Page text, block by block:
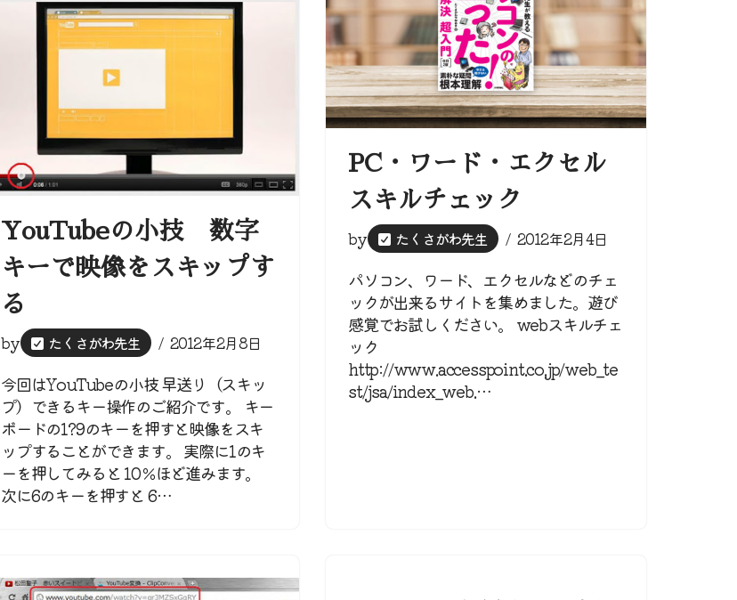
YouTubeの小技 数字
キーで映像をスキップす
る
by たくさがわ先生 2012年2月8日
今回はYouTubeの小技 早送り（スキッ
プ）できるキー操作のご紹介です。 キー
ボードの1?9のキーを押すと映像をスキ
ップすることができます。 実際に1のキ
ーを押してみると 10％ほど進みます。
次に6のキーを押すと 6…
PC・ワード・エクセル
スキルチェック
by たくさがわ先生 2012年2月4日
パソコン、ワード、エクセルなどのチェ
ックが出来るサイトを集めました。遊び
感覚でお試しください。 webスキルチェ
ック
http://www.accesspoint.co.jp/web_te
st/jsa/index_web.…